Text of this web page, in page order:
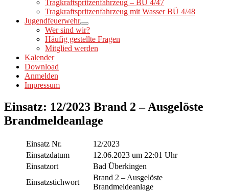
Tragkraftspritzenfahrzeug – BÜ 4/47
Tragkraftspritzenfahrzeug mit Wasser BÜ 4/48
Jugendfeuerwehr
Wer sind wir?
Häufig gestellte Fragen
Mitglied werden
Kalender
Download
Anmelden
Impressum
Einsatz: 12/2023 Brand 2 – Ausgelöste
Brandmeldeanlage
Einsatz Nr.
12/2023
Einsatzdatum
12.06.2023 um 22:01 Uhr
Einsatzort
Bad Überkingen
Einsatzstichwort
Brand 2 – Ausgelöste
Brandmeldeanlage